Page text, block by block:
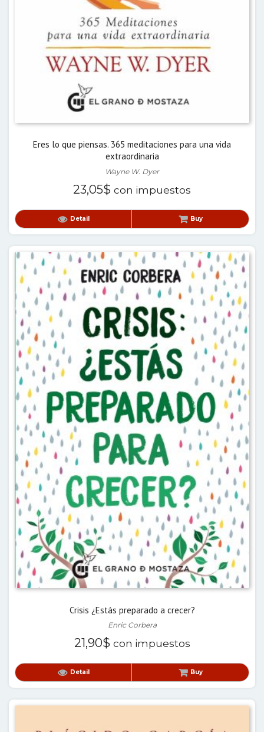
Eres lo que piensas. 365 meditaciones para una vida
extraordinaria
Wayne W. Dyer
23,05$ con impuestos
Detail Buy
Crisis ¿Estás preparado a crecer?
Enric Corbera
21,90$ con impuestos
Detail Buy